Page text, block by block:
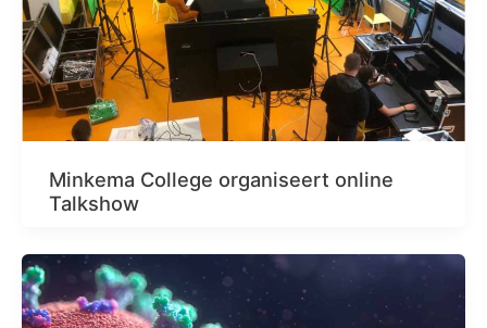
Minkema College organiseert online
Talkshow